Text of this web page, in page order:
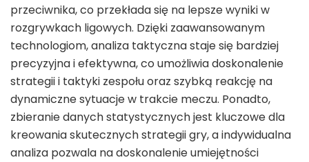
przeciwnika, co przekłada się na lepsze wyniki w
rozgrywkach ligowych. Dzięki zaawansowanym
technologiom, analiza taktyczna staje się bardziej
precyzyjna i efektywna, co umożliwia doskonalenie
strategii i taktyki zespołu oraz szybką reakcję na
dynamiczne sytuacje w trakcie meczu. Ponadto,
zbieranie danych statystycznych jest kluczowe dla
kreowania skutecznych strategii gry, a indywidualna
analiza pozwala na doskonalenie umiejętności